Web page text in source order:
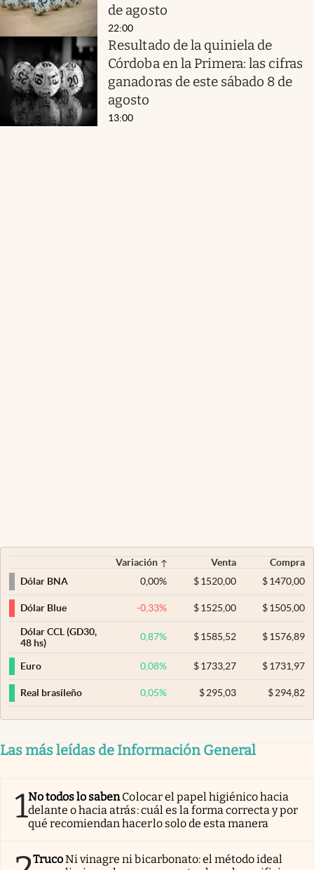
de agosto
22:00
Resultado de la quiniela de
Córdoba en la Primera: las cifras
ganadoras de este sábado 8 de
agosto
13:00
Variación Venta
Compra
Dólar BNA
0,00% $ 1520,00 $1470,00
Dólar Blue -0,33% $ 1525,00 $1505,00
Dólar CCL (GD30,
48 hs)
0,87% $ 1585,52 $1576,89
Euro 0,08% $ 1733,27 $1731,97
Real brasileño 0,05% $ 295,03 $294,82
Las más leídas de Información General
1No todos lo sabenColocar el papel higiénico hacia
delante o hacia atrás: cuál es la forma correcta y por
qué recomiendan hacerlo solo de esta manera
TrucoNi vinagre ni bicarbonato: el método ideal